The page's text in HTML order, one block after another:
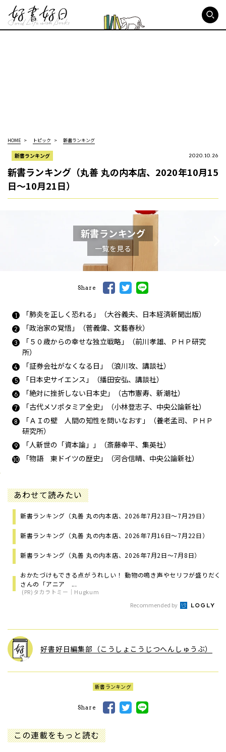
HOME トピック 新書ランキング
新書ランキング 2020.10.26
新書ランキング（丸善 丸の内本店、2020年10月15
日～10月21日）
新書ランキング
一覧を見る
Share
「肺炎を正しく恐れる」（大谷義夫、日本経済新聞出版）
「政治家の覚悟」（菅義偉、文藝春秋）
「５０歳からの幸せな独立戦略」（前川孝雄、ＰＨＰ研究
所）
「証券会社がなくなる日」（浪川攻、講談社）
「日本史サイエンス」（播田安弘、講談社）
「絶対に挫折しない日本史」（古市憲寿、新潮社）
「古代メソポタミア全史」（小林登志子、中央公論新社）
「ＡＩの壁 人間の知性を問いなおす」（養老孟司、ＰＨＰ
研究所）
「人新世の「資本論」」（斎藤幸平、集英社）
「物語 東ドイツの歴史」（河合信晴、中央公論新社）
あわせて読みたい
新書ランキング（丸善 丸の内本店、2026年7月23日～7月29日）
新書ランキング（丸善 丸の内本店、2026年7月16日～7月22日）
新書ランキング（丸善 丸の内本店、2026年7月2日～7月8日）
おかたづけもできる点がうれしい！ 動物の鳴き声やセリフが盛りだく
さんの「アニア ...
(PR)タカラトミー｜Hugkum
Recommended by
好書好日編集部（こうしょこうじつへんしゅうぶ）
新書ランキング
Share
この連載をもっと読む